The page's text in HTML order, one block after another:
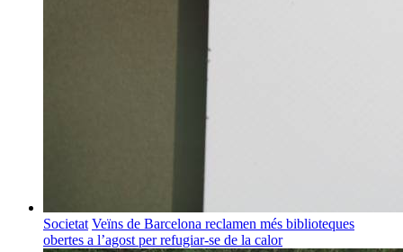
Societat Veïns de Barcelona reclamen més biblioteques
obertes a l’agost per refugiar-se de la calor